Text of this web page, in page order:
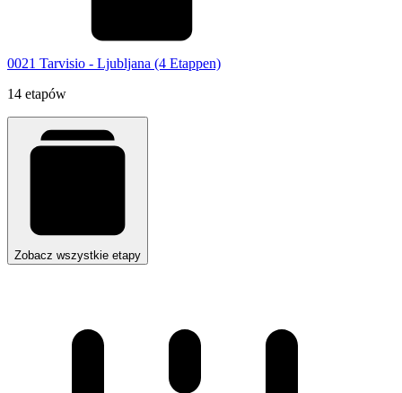
0021 Tarvisio - Ljubljana (4 Etappen)
14 etapów
Zobacz wszystkie etapy